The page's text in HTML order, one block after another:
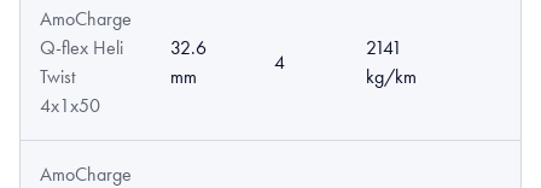
AmoCharge
Q-flex Heli
Twist
4x1x50
32.6
mm
4
2141
kg/km
AmoCharge